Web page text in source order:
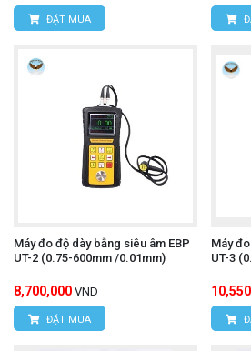
ĐẶT MUA
Máy đo độ dày bằng siêu âm EBP
UT-2 (0.75-600mm /0.01mm)
8,700,000 VND
ĐẶT MUA
Máy
UT-3